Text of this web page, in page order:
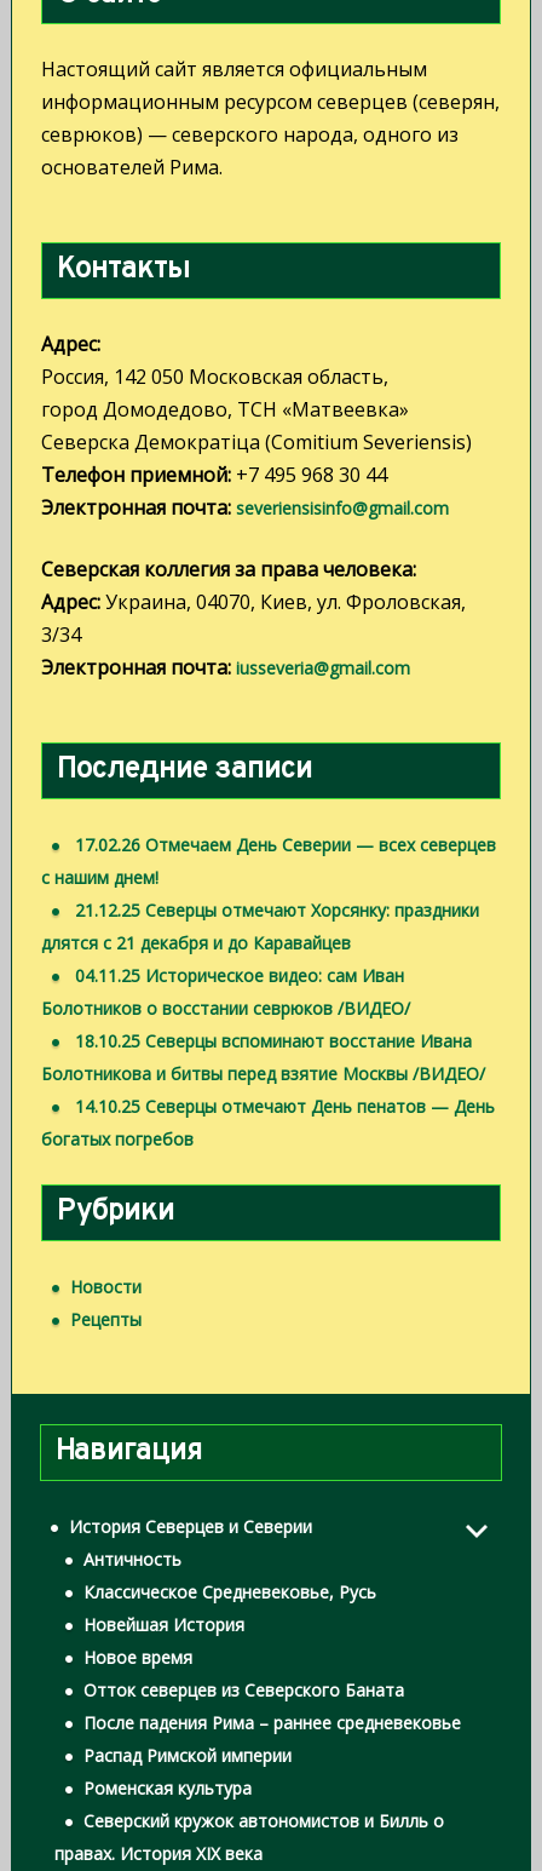
Настоящий сайт является официальным
информационным ресурсом северцев (северян,
севрюков) — северского народа, одного из
основателей Рима.
Контакты
Адрес:
Россия, 142 050 Московская область,
город Домодедово, ТСН «Матвеевка»
Северска Демократiца (Comitium Severiensis)
Телефон приемной:+7 495 968 30 44
Электронная почта: severiensisinfo@gmail.com
Северская коллегия за права человека:
Адрес:Украина, 04070, Киев, ул. Фроловская,
3/34
Электронная почта: iusseveria@gmail.com
Последние записи
17.02.26 Отмечаем День Северии — всех северцев
с нашим днем!
21.12.25 Северцы отмечают Хорсянку: праздники
длятся с 21 декабря и до Каравайцев
04.11.25 Историческое видео: сам Иван
Болотников о восстании севрюков /ВИДЕО/
18.10.25 Северцы вспоминают восстание Ивана
Болотникова и битвы перед взятие Москвы /ВИДЕО/
14.10.25 Северцы отмечают День пенатов — День
богатых погребов
Рубрики
Новости
Рецепты
Навигация
История Северцев и Северии
Античность
Классическое Средневековье, Русь
Новейшая История
Новое время
Отток северцев из Северского Баната
После падения Рима – раннее средневековье
Распад Римской империи
Роменская культура
Северский кружок автономистов и Билль о
правах. История XIX века